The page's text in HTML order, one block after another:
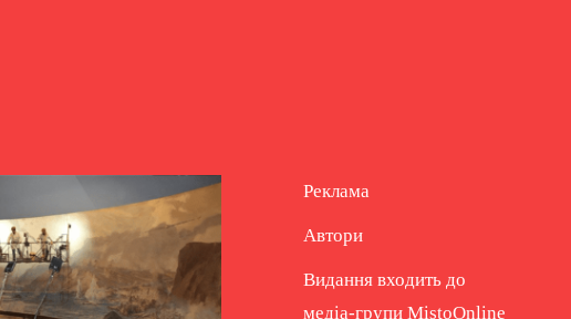
Реклама
Автори
Видання входить до
медіа-групи MistoOnline